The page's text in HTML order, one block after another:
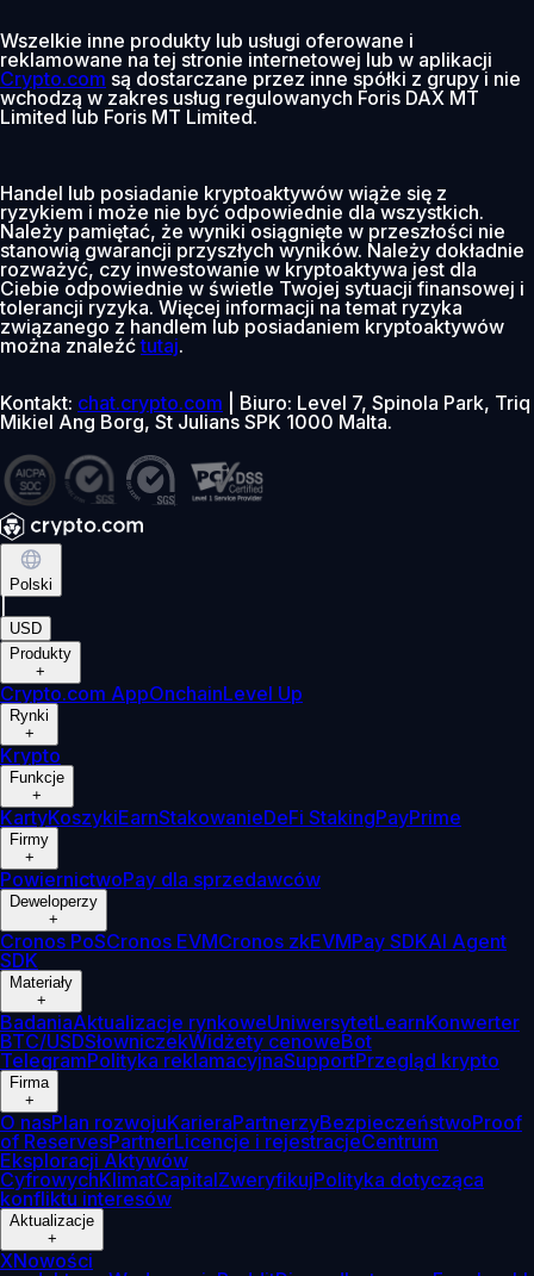
Wszelkie inne produkty lub usługi oferowane i
reklamowane na tej stronie internetowej lub w aplikacji
Crypto.com są dostarczane przez inne spółki z grupy i nie
wchodzą w zakres usług regulowanych Foris DAX MT
Limited lub Foris MT Limited.
Handel lub posiadanie kryptoaktywów wiąże się z
ryzykiem i może nie być odpowiednie dla wszystkich.
Należy pamiętać, że wyniki osiągnięte w przeszłości nie
stanowią gwarancji przyszłych wyników. Należy dokładnie
rozważyć, czy inwestowanie w kryptoaktywa jest dla
Ciebie odpowiednie w świetle Twojej sytuacji finansowej i
tolerancji ryzyka. Więcej informacji na temat ryzyka
związanego z handlem lub posiadaniem kryptoaktywów
można znaleźćtutaj.
Kontakt: chat.crypto.com | Biuro: Level 7, Spinola Park, Triq
Mikiel Ang Borg, St Julians SPK 1000 Malta.
Polski
USD
Produkty
+
Crypto.com AppOnchainLevel Up
Rynki
+
Krypto
Funkcje
+
KartyKoszykiEarnStakowanieDeFi StakingPayPrime
Firmy
+
PowiernictwoPay dla sprzedawców
Deweloperzy
+
Cronos PoSCronos EVMCronos zkEVMPay SDKAI Agent
SDK
Materiały
+
BadaniaAktualizacje rynkoweUniwersytetLearnKonwerter
BTC/USDSłowniczekWidżety cenoweBot
TelegramPolityka reklamacyjnaSupportPrzegląd krypto
Firma
+
O nasPlan rozwojuKarieraPartnerzyBezpieczeństwoProof
of ReservesPartnerLicencje i rejestracjeCentrum
Eksploracji Aktywów
CyfrowychKlimatCapitalZweryfikujPolityka dotycząca
konfliktu interesów
Aktualizacje
+
XNowości